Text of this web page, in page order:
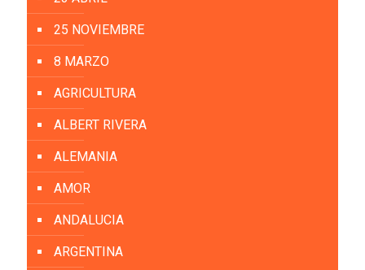
25 NOVIEMBRE
8 MARZO
AGRICULTURA
ALBERT RIVERA
ALEMANIA
AMOR
ANDALUCIA
ARGENTINA